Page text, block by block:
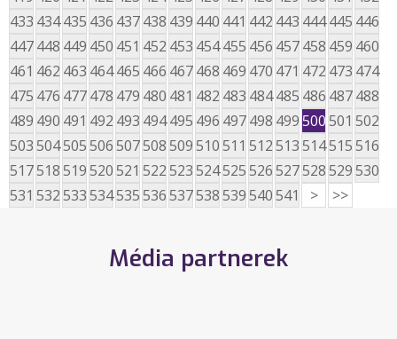
433 434435 436 437438 439 440 441 442 443 444445 446
447448 449 450 451 452 453 454455 456 457458 459 460
461 462 463 464465 466 467468 469 470 471 472 473 474
475 476 477478 479 480 481 482 483 484485 486 487488
489 490 491 492 493 494495 496 497498 499500501 502
503504505506507508509510511 512513514515516
517518519520521 522523524525526527528529530
531 532533534535536537538539540541 > >>
Média partnerek